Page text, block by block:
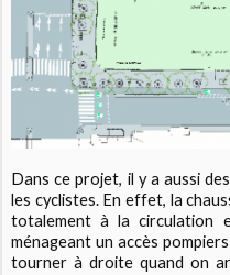
Dans ce projet, il y a aussi
les cyclistes. En effet, la
totalement à la circulation
ménageant un accès
tourner à droite quand on